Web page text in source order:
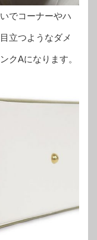
でコーナーやハ
立つようなダメ
クAになります。